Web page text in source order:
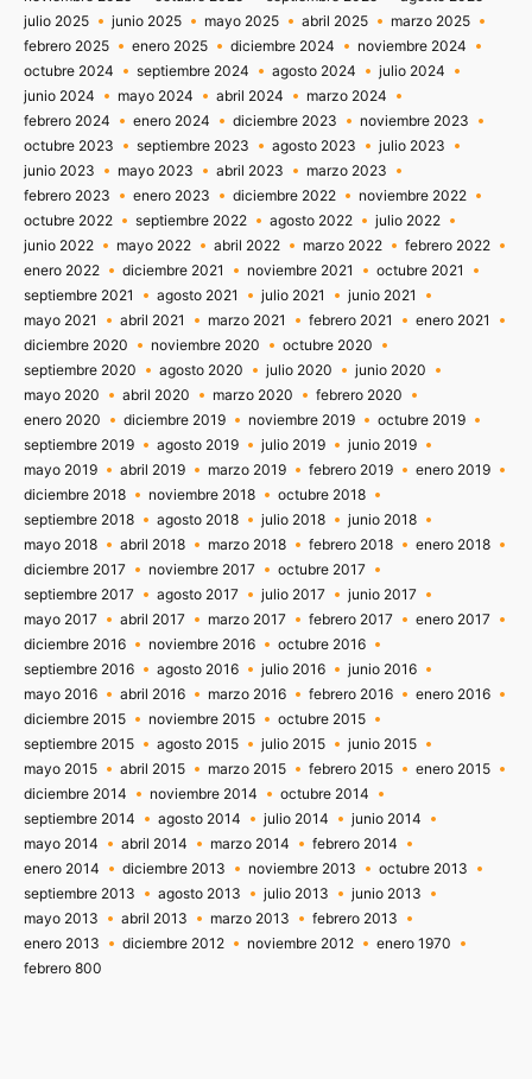
julio 2025
junio 2025 mayo 2025 abril 2025
marzo 2025
febrero 2025
enero 2025 diciembre 2024
noviembre 2024
octubre 2024
septiembre 2024 agosto 2024
julio 2024
junio 2024
mayo 2024 abril 2024
marzo 2024
febrero 2024
enero 2024 diciembre 2023
noviembre 2023
octubre 2023
septiembre 2023 agosto 2023
julio 2023
junio 2023
mayo 2023 abril 2023
marzo 2023
febrero 2023
enero 2023 diciembre 2022
noviembre 2022
octubre 2022
septiembre 2022 agosto 2022
julio 2022
junio 2022
mayo 2022 abril 2022 marzo 2022
febrero 2022
enero 2022
diciembre 2021 noviembre 2021
octubre 2021
septiembre 2021
agosto 2021 julio 2021
junio 2021
mayo 2021
abril 2021 marzo 2021 febrero 2021
enero 2021
diciembre 2020
noviembre 2020
octubre 2020
septiembre 2020
agosto 2020 julio 2020
junio 2020
mayo 2020
abril 2020 marzo 2020
febrero 2020
enero 2020
diciembre 2019 noviembre 2019
octubre 2019
septiembre 2019
agosto 2019 julio 2019
junio 2019
mayo 2019
abril 2019 marzo 2019 febrero 2019
enero 2019
diciembre 2018
noviembre 2018
octubre 2018
septiembre 2018
agosto 2018 julio 2018
junio 2018
mayo 2018
abril 2018 marzo 2018 febrero 2018
enero 2018
diciembre 2017
noviembre 2017
octubre 2017
septiembre 2017
agosto 2017 julio 2017
junio 2017
mayo 2017
abril 2017 marzo 2017 febrero 2017
enero 2017
diciembre 2016
noviembre 2016
octubre 2016
septiembre 2016
agosto 2016 julio 2016
junio 2016
mayo 2016
abril 2016 marzo 2016 febrero 2016
enero 2016
diciembre 2015
noviembre 2015
octubre 2015
septiembre 2015
agosto 2015 julio 2015
junio 2015
mayo 2015
abril 2015 marzo 2015 febrero 2015
enero 2015
diciembre 2014
noviembre 2014
octubre 2014
septiembre 2014
agosto 2014 julio 2014
junio 2014
mayo 2014
abril 2014 marzo 2014
febrero 2014
enero 2014
diciembre 2013 noviembre 2013
octubre 2013
septiembre 2013
agosto 2013 julio 2013
junio 2013
mayo 2013
abril 2013 marzo 2013
febrero 2013
enero 2013
diciembre 2012 noviembre 2012
enero 1970
febrero 800